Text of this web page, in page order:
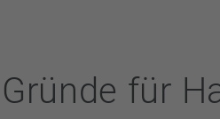
Gründe für